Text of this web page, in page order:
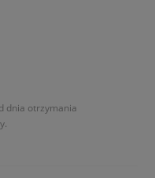
dnia otrzymania